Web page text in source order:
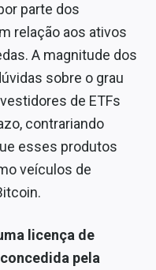
parte dos
relação aos ativos
A magnitude dos
sobre o grau
de ETFs
contrariando
esses produtos
veículos de
licença de
pela